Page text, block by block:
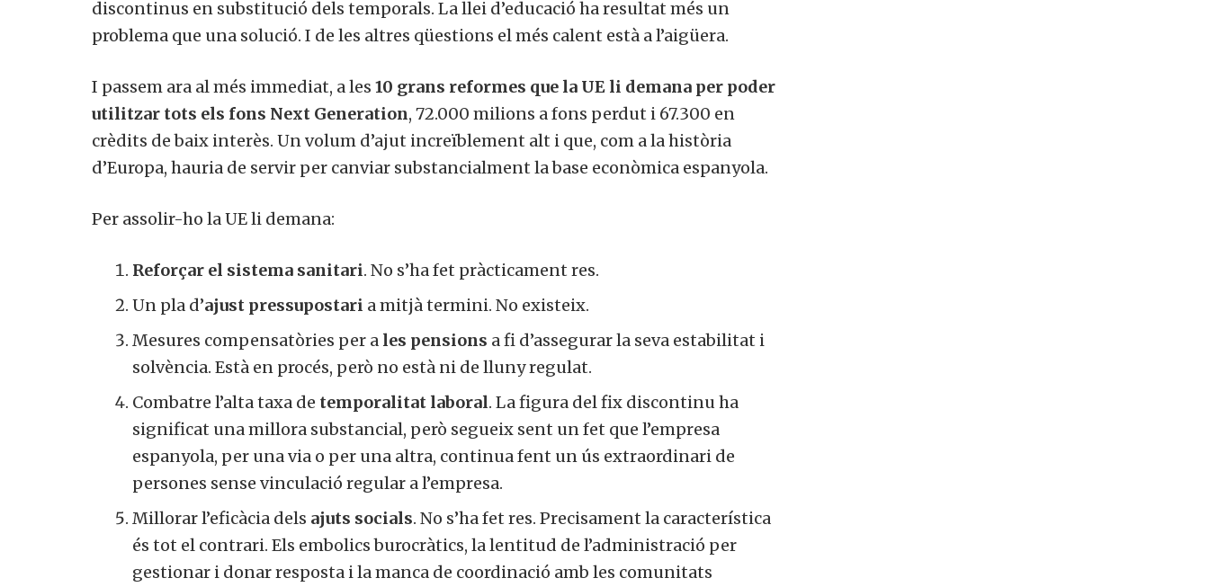
discontinus en substitució dels temporals. La llei d’educació ha resultat més un
problema que una solució. I de les altres qüestions el més calent està a l’aigüera.
I passem ara al més immediat, a les 10 grans reformes que la UE li demana per poder
utilitzar tots els fons Next Generation, 72.000 milions a fons perdut i 67.300 en
crèdits de baix interès. Un volum d’ajut increïblement alt i que, com a la història
d’Europa, hauria de servir per canviar substancialment la base econòmica espanyola.
Per assolir-ho la UE li demana:
Reforçar el sistema sanitari. No s’ha fet pràcticament res.
Un pla d’ajust pressupostari a mitjà termini. No existeix.
Mesures compensatòries per a les pensions a fi d’assegurar la seva estabilitat i
solvència. Està en procés, però no està ni de lluny regulat.
Combatre l’alta taxa de temporalitat laboral. La figura del fix discontinu ha
significat una millora substancial, però segueix sent un fet que l’empresa
espanyola, per una via o per una altra, continua fent un ús extraordinari de
persones sense vinculació regular a l’empresa.
Millorar l’eficàcia dels ajuts socials. No s’ha fet res. Precisament la característica
és tot el contrari. Els embolics burocràtics, la lentitud de l’administració per
gestionar i donar resposta i la manca de coordinació amb les comunitats